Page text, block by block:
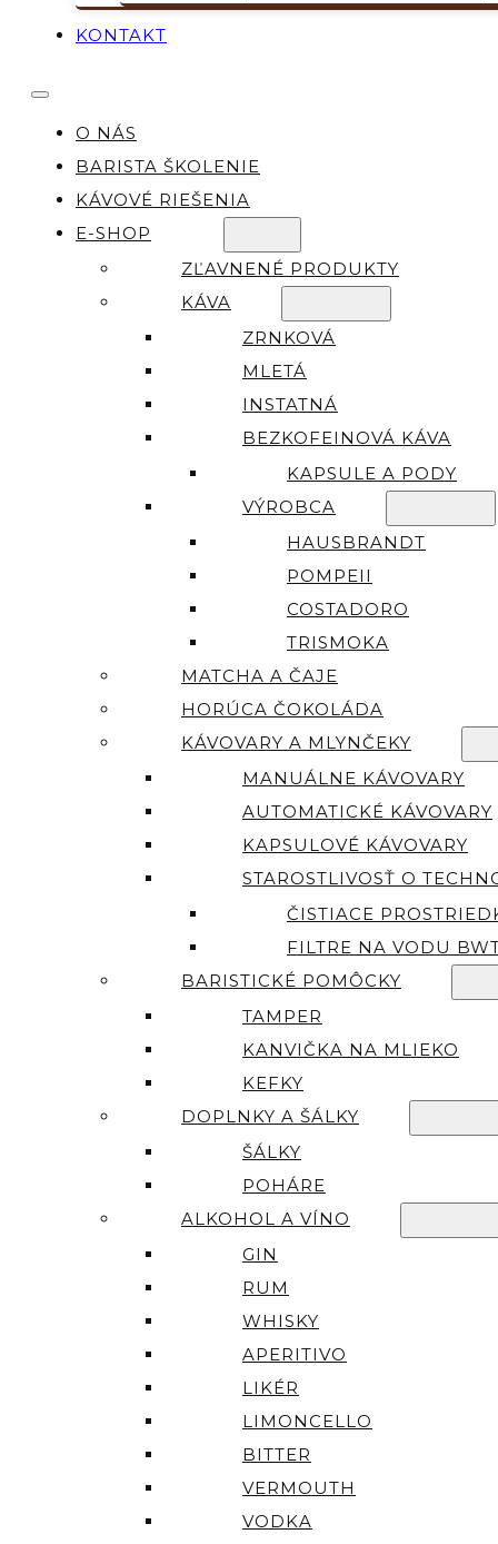
KONTAKT
O NÁS
BARISTA ŠKOLENIE
KÁVOVÉ RIEŠENIA
E-SHOP
ZĽAVNENÉ PRODUKTY
KÁVA
ZRNKOVÁ
MLETÁ
INSTATNÁ
BEZKOFEINOVÁ KÁVA
KAPSULE A PODY
VÝROBCA
HAUSBRANDT
POMPEII
COSTADORO
TRISMOKA
MATCHA A ČAJE
HORÚCA ČOKOLÁDA
KÁVOVARY A MLYNČEKY
MANUÁLNE KÁVOVARY
AUTOMATICKÉ KÁVOVARY
KAPSULOVÉ KÁVOVARY
STAROSTLIVOSŤ O
ČISTIACE
FILTRE NA VODU
BARISTICKÉ POMÔCKY
TAMPER
KANVIČKA NA MLIEKO
KEFKY
DOPLNKY A ŠÁLKY
ŠÁLKY
POHÁRE
ALKOHOL A VÍNO
GIN
RUM
WHISKY
APERITIVO
LIKÉR
LIMONCELLO
BITTER
VERMOUTH
VODKA